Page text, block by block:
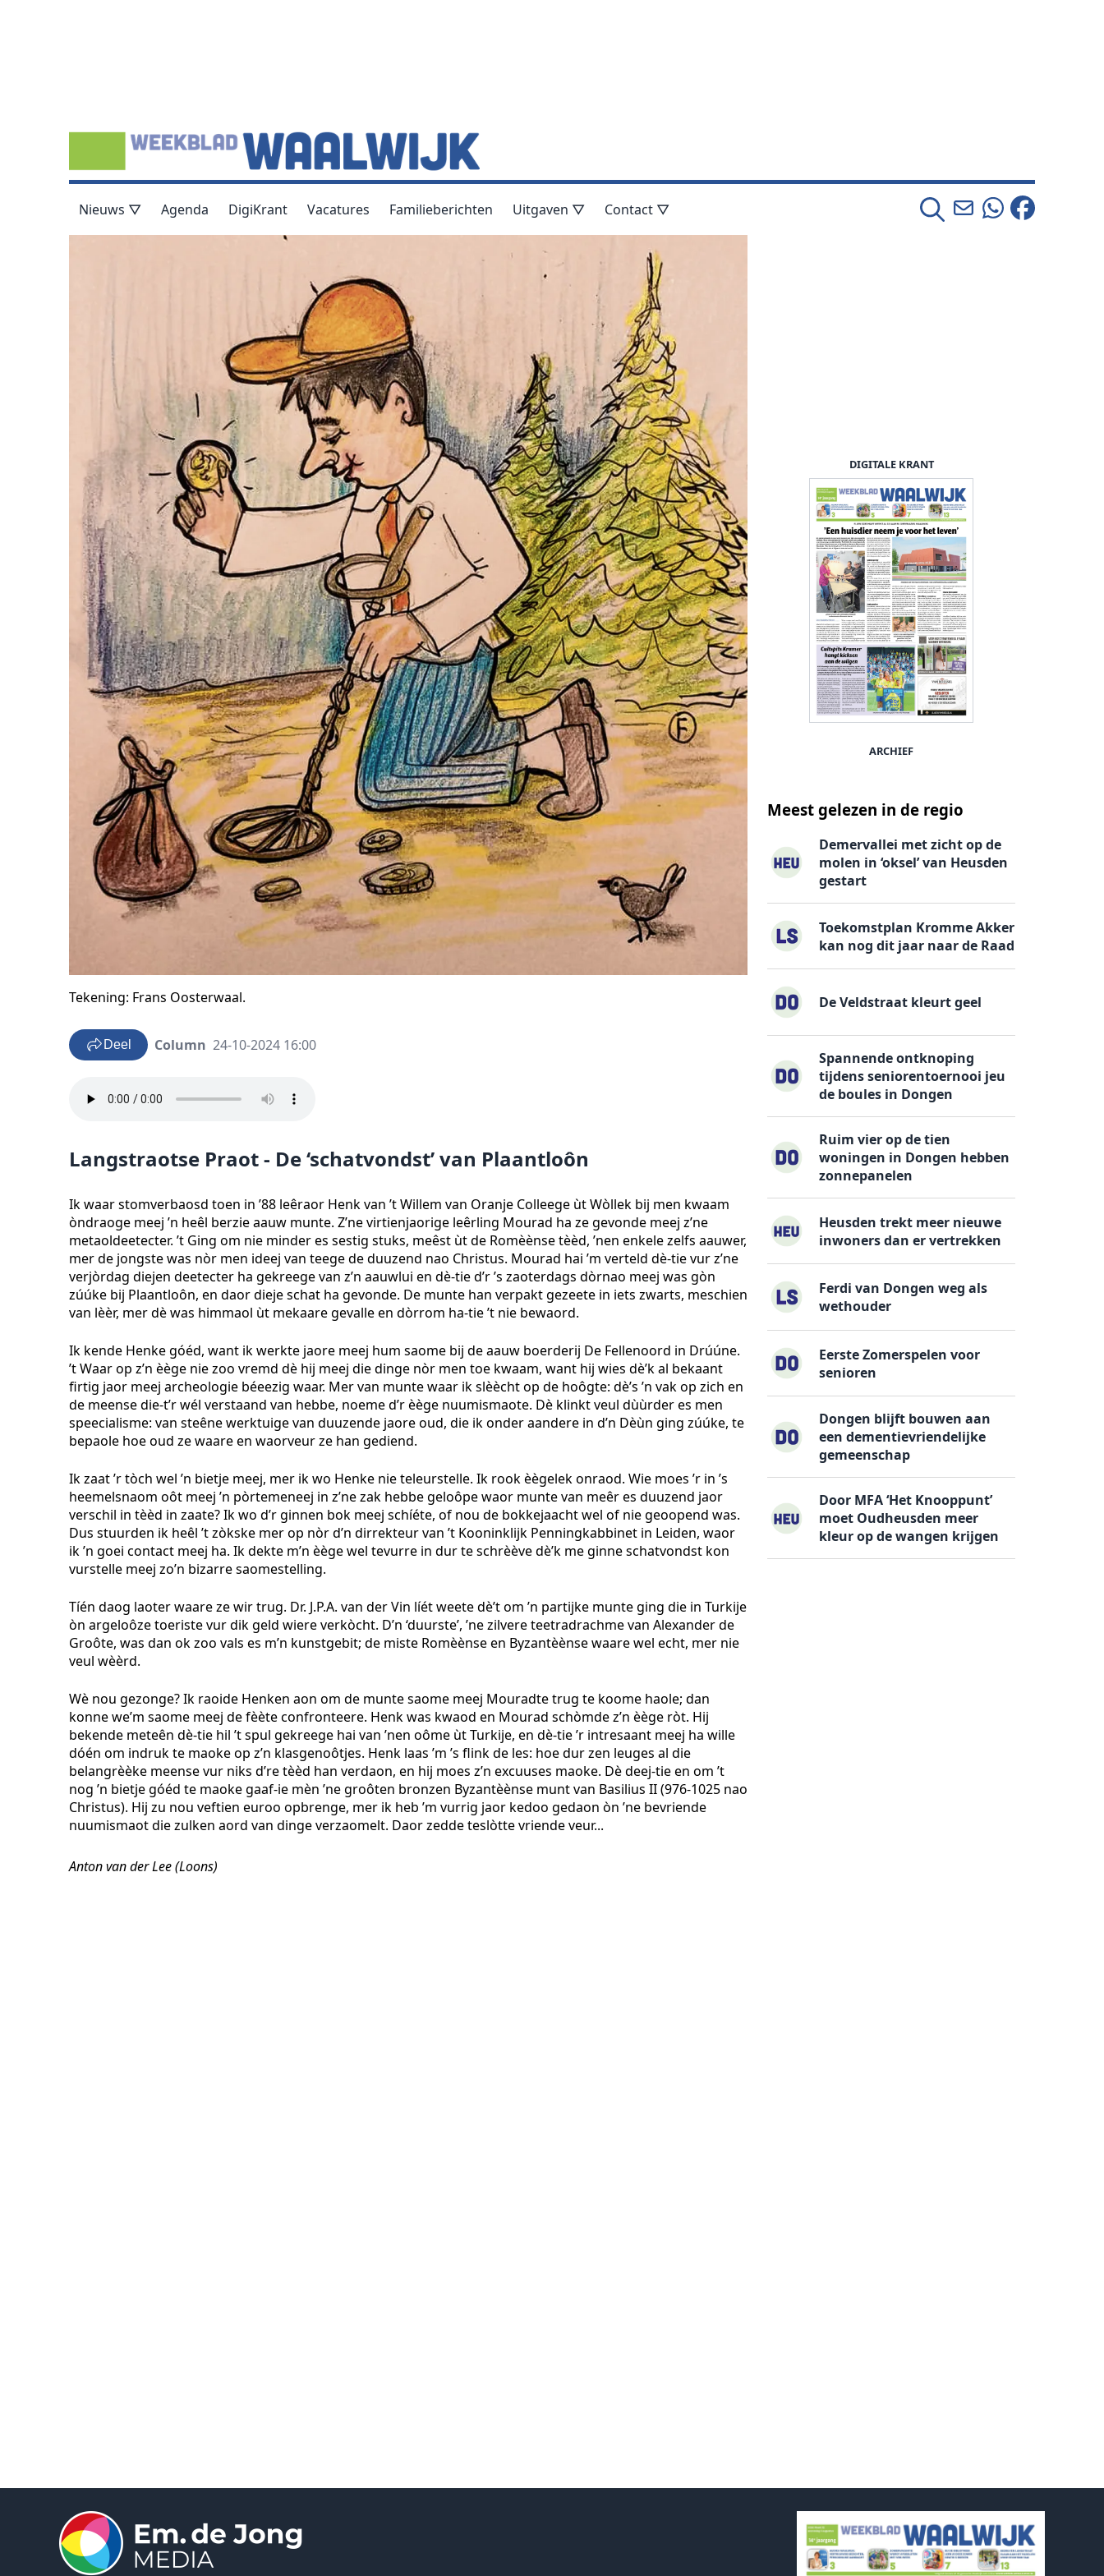
Nieuws ▽ Agenda DigiKrant Vacatures Familieberichten Uitgaven ▽ Contact ▽
Tekening: Frans Oosterwaal.
Deel Column 24-10-2024 16:00
Langstraotse Praot - De ‘schatvondst’ van Plaantloôn
Ik waar stomverbaosd toen in ’88 leêraor Henk van ’t Willem van Oranje Colleege ùt Wòllek bij men kwaam
òndraoge meej ’n heêl berzie aauw munte. Z’ne virtienjaorige leêrling Mourad ha ze gevonde meej z’ne
metaoldeetecter. ’t Ging om nie minder es sestig stuks, meêst ùt de Romèènse tèèd, ’nen enkele zelfs aauwer,
mer de jongste was nòr men ideej van teege de duuzend nao Christus. Mourad hai ’m verteld dè-tie vur z’ne
verjòrdag diejen deetecter ha gekreege van z’n aauwlui en dè-tie d’r ’s zaoterdags dòrnao meej was gòn
zúúke bij Plaantloôn, en daor dieje schat ha gevonde. De munte han verpakt gezeete in iets zwarts, meschien
van lèèr, mer dè was himmaol ùt mekaare gevalle en dòrrom ha-tie ’t nie bewaord.
Ik kende Henke góéd, want ik werkte jaore meej hum saome bij de aauw boerderij De Fellenoord in Drúúne.
’t Waar op z’n èège nie zoo vremd dè hij meej die dinge nòr men toe kwaam, want hij wies dè’k al bekaant
firtig jaor meej archeologie béeezig waar. Mer van munte waar ik slèècht op de hoôgte: dè’s ’n vak op zich en
de meense die-t’r wél verstaand van hebbe, noeme d’r èège nuumismaote. Dè klinkt veul dùùrder es men
speecialisme: van steêne werktuige van duuzende jaore oud, die ik onder aandere in d’n Dèùn ging zúúke, te
bepaole hoe oud ze waare en waorveur ze han gediend.
Ik zaat ’r tòch wel ’n bietje meej, mer ik wo Henke nie teleurstelle. Ik rook èègelek onraod. Wie moes ’r in ’s
heemelsnaom oôt meej ’n pòrtemeneej in z’ne zak hebbe geloôpe waor munte van meêr es duuzend jaor
verschil in tèèd in zaate? Ik wo d’r ginnen bok meej schíéte, of nou de bokkejaacht wel of nie geoopend was.
Dus stuurden ik heêl ’t zòkske mer op nòr d’n dirrekteur van ’t Kooninklijk Penningkabbinet in Leiden, waor
ik ’n goei contact meej ha. Ik dekte m’n èège wel tevurre in dur te schrèève dè’k me ginne schatvondst kon
vurstelle meej zo’n bizarre saomestelling.
Tíén daog laoter waare ze wir trug. Dr. J.P.A. van der Vin líét weete dè’t om ’n partijke munte ging die in Turkije
òn argeloôze toeriste vur dik geld wiere verkòcht. D’n ‘duurste’, ’ne zilvere teetradrachme van Alexander de
Groôte, was dan ok zoo vals es m’n kunstgebit; de miste Romèènse en Byzantèènse waare wel echt, mer nie
veul wèèrd.
Wè nou gezonge? Ik raoide Henken aon om de munte saome meej Mouradte trug te koome haole; dan
konne we’m saome meej de fèète confronteere. Henk was kwaod en Mourad schòmde z’n èège ròt. Hij
bekende meteên dè-tie hil ’t spul gekreege hai van ’nen oôme ùt Turkije, en dè-tie ’r intresaant meej ha wille
dóén om indruk te maoke op z’n klasgenoôtjes. Henk laas ’m ’s flink de les: hoe dur zen leuges al die
belangrèèke meense vur niks d’re tèèd han verdaon, en hij moes z’n excuuses maoke. Dè deej-tie en om ’t
nog ’n bietje góéd te maoke gaaf-ie mèn ’ne groôten bronzen Byzantèènse munt van Basilius II (976-1025 nao
Christus). Hij zu nou veftien euroo opbrenge, mer ik heb ’m vurrig jaor kedoo gedaon òn ’ne bevriende
nuumismaot die zulken aord van dinge verzaomelt. Daor zedde teslòtte vriende veur...
Anton van der Lee (Loons)
DIGITALE KRANT
ARCHIEF
Meest gelezen in de regio
Demervallei met zicht op de
molen in ‘oksel’ van Heusden
gestart
Toekomstplan Kromme Akker
kan nog dit jaar naar de Raad
De Veldstraat kleurt geel
Spannende ontknoping
tijdens seniorentoernooi jeu
de boules in Dongen
Ruim vier op de tien
woningen in Dongen hebben
zonnepanelen
Heusden trekt meer nieuwe
inwoners dan er vertrekken
Ferdi van Dongen weg als
wethouder
Eerste Zomerspelen voor
senioren
Dongen blijft bouwen aan
een dementievriendelijke
gemeenschap
Door MFA ‘Het Knooppunt’
moet Oudheusden meer
kleur op de wangen krijgen